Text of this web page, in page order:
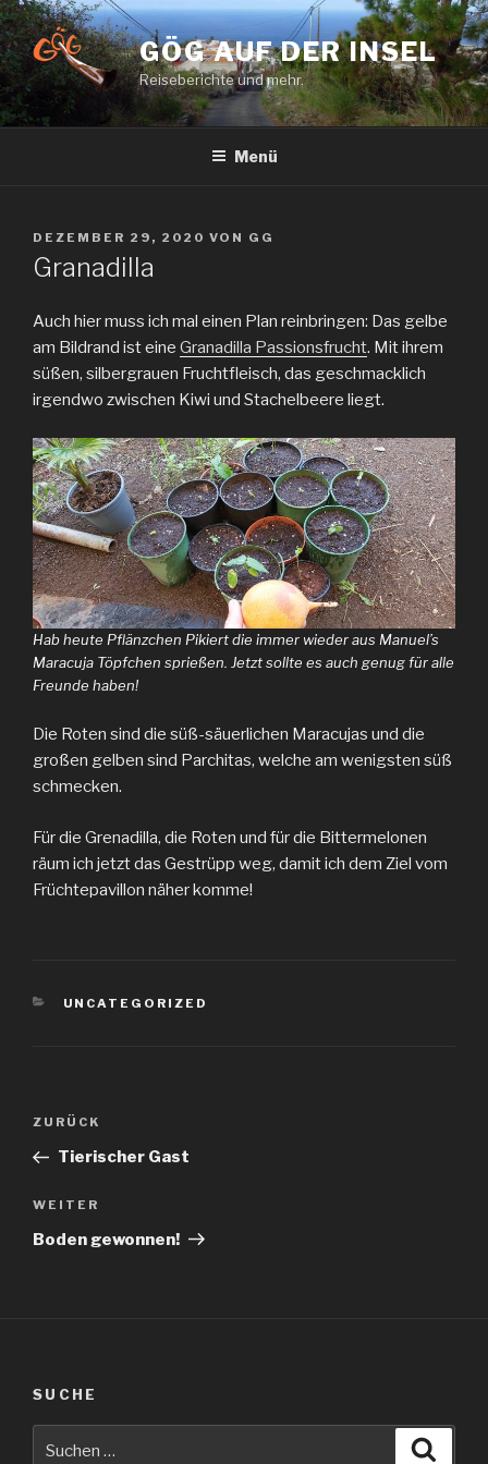
Zum
Inhalt
springen
GÖG AUF DER INSEL
Reiseberichte und mehr.
Menü
VERÖFFENTLICHT
AM
DEZEMBER 29, 2020 VON GG
Granadilla
Auch hier muss ich mal einen Plan reinbringen: Das gelbe
am Bildrand ist eine Granadilla Passionsfrucht. Mit ihrem
süßen, silbergrauen Fruchtfleisch, das geschmacklich
irgendwo zwischen Kiwi und Stachelbeere liegt.
Hab heute Pflänzchen Pikiert die immer wieder aus Manuel’s
Maracuja Töpfchen sprießen. Jetzt sollte es auch genug für alle
Freunde haben!
Die Roten sind die süß-säuerlichen Maracujas und die
großen gelben sind Parchitas, welche am wenigsten süß
schmecken.
Für die Grenadilla, die Roten und für die Bittermelonen
räum ich jetzt das Gestrüpp weg, damit ich dem Ziel vom
Früchtepavillon näher komme!
KATEGORIEN
UNCATEGORIZED
Beitragsnavigation
Vorheriger
Beitrag
ZURÜCK
Tierischer Gast
Nächster
Beitrag
WEITER
Boden gewonnen!
SUCHE